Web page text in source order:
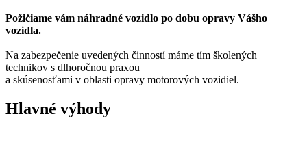
Požičiame vám náhradné vozidlo po dobu opravy Vášho
vozidla.
Na zabezpečenie uvedených činností máme tím školených
technikov s dlhoročnou praxou
a skúsenosťami v oblasti opravy motorových vozidiel.
Hlavné výhody